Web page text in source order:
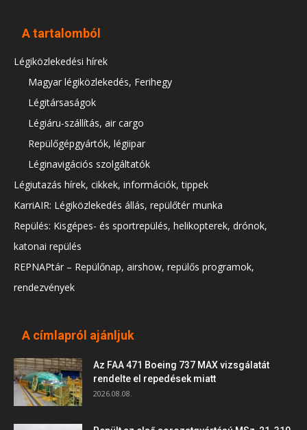
A tartalomból
Légiközlekedési hírek
Magyar légiközlekedés, Ferihegy
Légitársaságok
Légiáru-szállítás, air cargo
Repülőgépgyártók, légiipar
Léginavigációs szolgáltatók
Légiutazás hírek, cikkek, információk, tippek
KarriAIR: Légiközlekedés állás, repülőtér munka
Repülés: Kisgépes- és sportrepülés, helikopterek, drónok,
katonai repülés
REPNAPtár – Repülőnap, airshow, repülős programok,
rendezvények
A címlapról ajánljuk
Az FAA 471 Boeing 737 MAX vizsgálatát
rendelte el repedések miatt
2026.08.08.